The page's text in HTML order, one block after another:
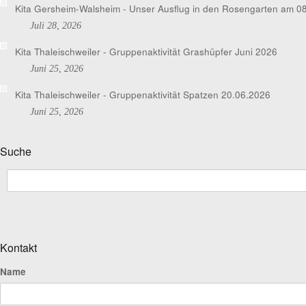
Kita Gersheim-Walsheim - Unser Ausflug in den Rosengarten am
Juli 28, 2026
Kita Thaleischweiler - Gruppenaktivität Grashüpfer Juni 2026
Juni 25, 2026
Kita Thaleischweiler - Gruppenaktivität Spatzen 20.06.2026
Juni 25, 2026
Suche
Kontakt
Name